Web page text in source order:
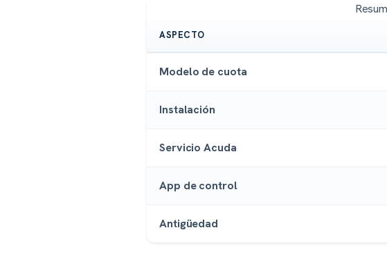
ASPECTO
Modelo de cuota
Instalación
Servicio Acuda
App de control
Antigüedad